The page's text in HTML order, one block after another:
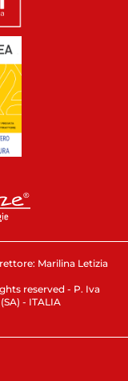
Marilina Letizia
reserved - P. Iva
- ITALIA